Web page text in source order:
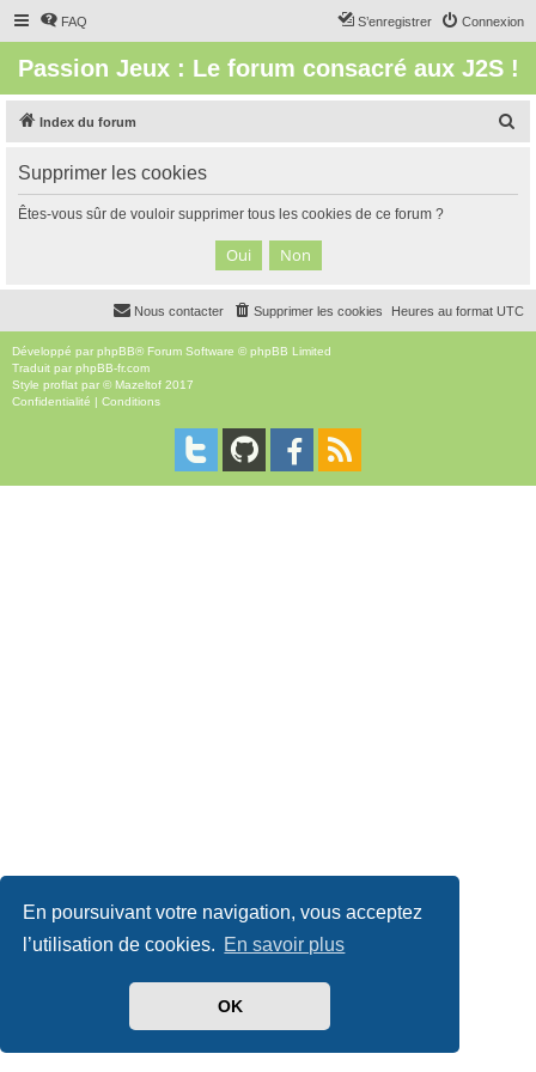
En poursuivant votre navigation, vous acceptez
l’utilisation de cookies. En savoir plus
OK
FAQ Connexion
S’enregistrer
Passion Jeux : Le forum consacré aux J2S !
Index du forum
c
Supprimer les cookies
Êtes-vous sûr de vouloir supprimer tous les cookies de ce forum ?
Heures au format UTC
Supprimer les cookies
Nous contacter
Développé par phpBB® Forum Software © phpBB Limited
Traduit par phpBB-fr.com
Style proflat par © Mazeltof 2017
Confidentialité | Conditions